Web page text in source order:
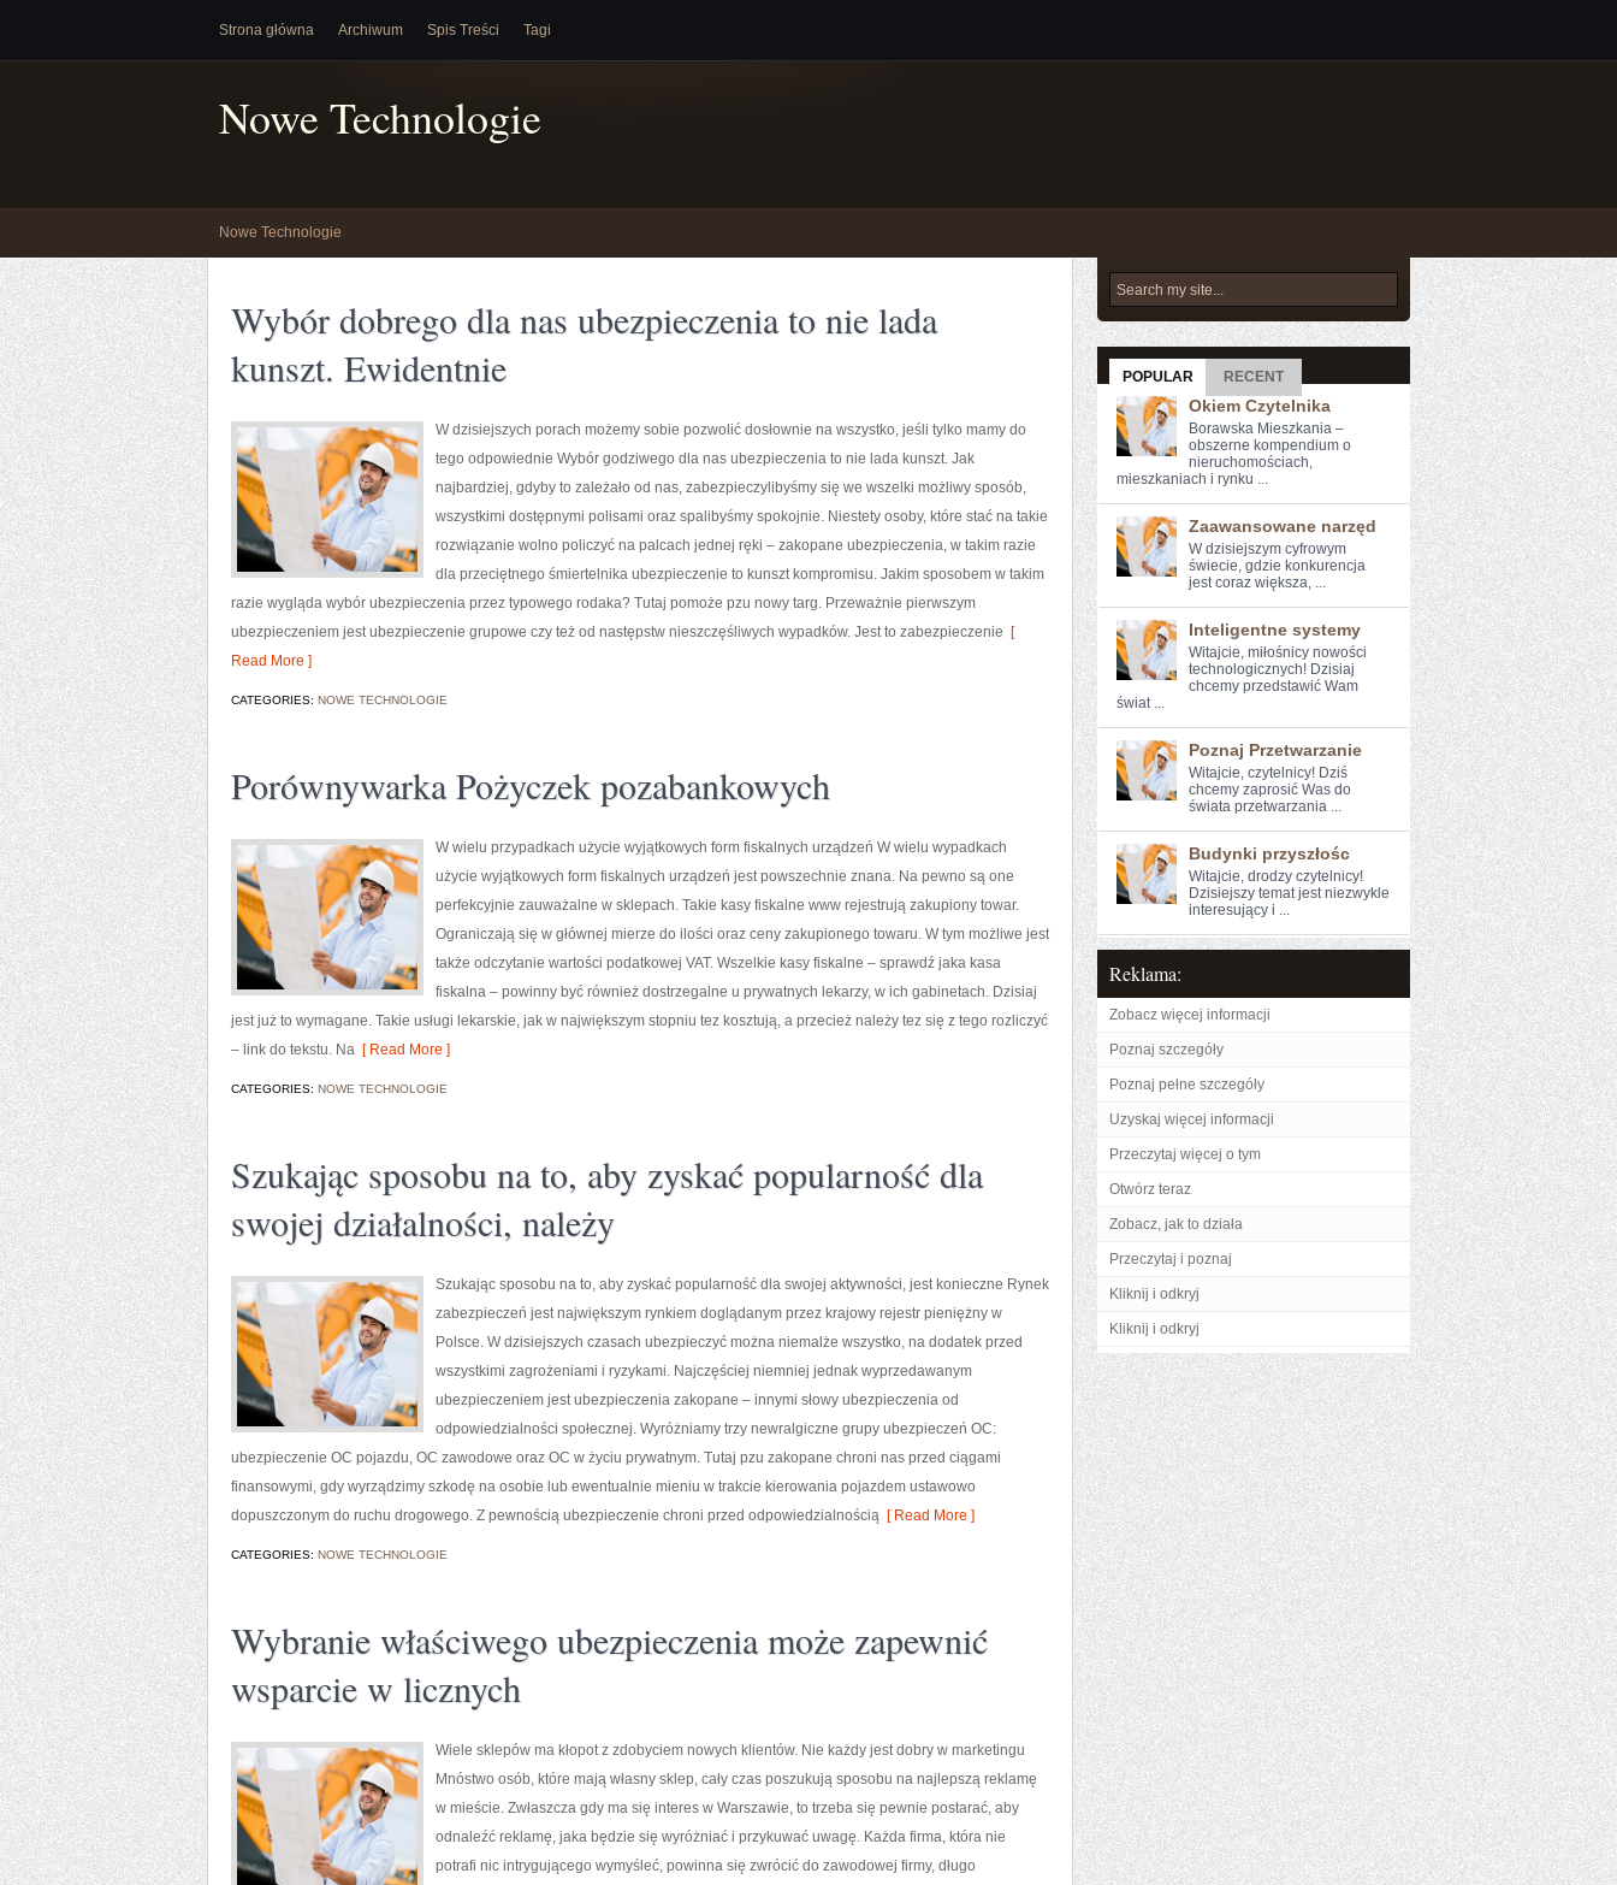
Strona główna Archiwum Spis Treści Tagi
Nowe Technologie
Nowe Technologie
Wybór dobrego dla nas ubezpieczenia to nie lada
kunszt. Ewidentnie
W dzisiejszych porach możemy sobie pozwolić dosłownie na wszystko, jeśli tylko mamy do
tego odpowiednie Wybór godziwego dla nas ubezpieczenia to nie lada kunszt. Jak
najbardziej, gdyby to zależało od nas, zabezpieczylibyśmy się we wszelki możliwy sposób,
wszystkimi dostępnymi polisami oraz spalibyśmy spokojnie. Niestety osoby, które stać na takie
rozwiązanie wolno policzyć na palcach jednej ręki – zakopane ubezpieczenia, w takim razie
dla przeciętnego śmiertelnika ubezpieczenie to kunszt kompromisu. Jakim sposobem w takim
razie wygląda wybór ubezpieczenia przez typowego rodaka? Tutaj pomoże pzu nowy targ. Przeważnie pierwszym
ubezpieczeniem jest ubezpieczenie grupowe czy też od następstw nieszczęśliwych wypadków. Jest to zabezpieczenie [
Read More ]
CATEGORIES: NOWE TECHNOLOGIE
Porównywarka Pożyczek pozabankowych
W wielu przypadkach użycie wyjątkowych form fiskalnych urządzeń W wielu wypadkach
użycie wyjątkowych form fiskalnych urządzeń jest powszechnie znana. Na pewno są one
perfekcyjnie zauważalne w sklepach. Takie kasy fiskalne www rejestrują zakupiony towar.
Ograniczają się w głównej mierze do ilości oraz ceny zakupionego towaru. W tym możliwe jest
także odczytanie wartości podatkowej VAT. Wszelkie kasy fiskalne – sprawdź jaka kasa
fiskalna – powinny być również dostrzegalne u prywatnych lekarzy, w ich gabinetach. Dzisiaj
jest już to wymagane. Takie usługi lekarskie, jak w największym stopniu tez kosztują, a przecież należy tez się z tego rozliczyć
– link do tekstu. Na [ Read More ]
CATEGORIES: NOWE TECHNOLOGIE
Szukając sposobu na to, aby zyskać popularność dla
swojej działalności, należy
Szukając sposobu na to, aby zyskać popularność dla swojej aktywności, jest konieczne Rynek
zabezpieczeń jest największym rynkiem doglądanym przez krajowy rejestr pieniężny w
Polsce. W dzisiejszych czasach ubezpieczyć można niemalże wszystko, na dodatek przed
wszystkimi zagrożeniami i ryzykami. Najczęściej niemniej jednak wyprzedawanym
ubezpieczeniem jest ubezpieczenia zakopane – innymi słowy ubezpieczenia od
odpowiedzialności społecznej. Wyróżniamy trzy newralgiczne grupy ubezpieczeń OC:
ubezpieczenie OC pojazdu, OC zawodowe oraz OC w życiu prywatnym. Tutaj pzu zakopane chroni nas przed ciągami
finansowymi, gdy wyrządzimy szkodę na osobie lub ewentualnie mieniu w trakcie kierowania pojazdem ustawowo
dopuszczonym do ruchu drogowego. Z pewnością ubezpieczenie chroni przed odpowiedzialnością [ Read More ]
CATEGORIES: NOWE TECHNOLOGIE
Wybranie właściwego ubezpieczenia może zapewnić
wsparcie w licznych
Wiele sklepów ma kłopot z zdobyciem nowych klientów. Nie każdy jest dobry w marketingu
Mnóstwo osób, które mają własny sklep, cały czas poszukują sposobu na najlepszą reklamę
w mieście. Zwłaszcza gdy ma się interes w Warszawie, to trzeba się pewnie postarać, aby
odnaleźć reklamę, jaka będzie się wyróżniać i przykuwać uwagę. Każda firma, która nie
potrafi nic intrygującego wymyśleć, powinna się zwrócić do zawodowej firmy, długo
POPULAR RECENT
Okiem Czytelnika
Borawska Mieszkania –
obszerne kompendium o
nieruchomościach,
mieszkaniach i rynku ...
Zaawansowane narzęd
W dzisiejszym cyfrowym
świecie, ‍gdzie konkurencja
jest coraz większa,⁣ ...
Inteligentne systemy
Witajcie, miłośnicy nowości⁣
technologicznych!⁣ Dzisiaj​
chcemy przedstawić Wam
świat ...
Poznaj Przetwarzanie
Witajcie, czytelnicy! Dziś⁤
chcemy⁢ zaprosić Was do
świata przetwarzania ...
Budynki przyszłośc
Witajcie, drodzy czytelnicy!
Dzisiejszy temat jest niezwykle⁣
interesujący i ...
Reklama:
Zobacz więcej informacji
Poznaj szczegóły
Poznaj pełne szczegóły
Uzyskaj więcej informacji
Przeczytaj więcej o tym
Otwórz teraz
Zobacz, jak to działa
Przeczytaj i poznaj
Kliknij i odkryj
Kliknij i odkryj